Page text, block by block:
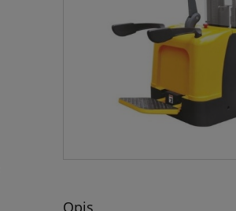
Opis